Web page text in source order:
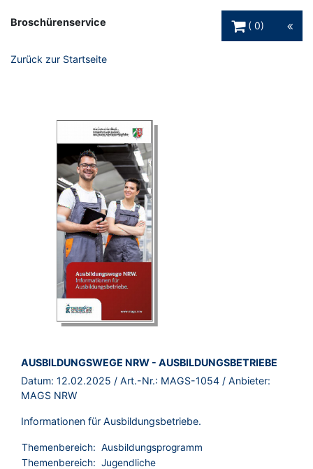
Broschürenservice
0
Zurück zur Startseite
BROSCHÜRE:
AUSBILDUNGSWEGE NRW - AUSBILDUNGSBETRIEBE
Datum: 12.02.2025 / Art.-Nr.: MAGS-1054 / Anbieter:
MAGS NRW
Informationen für Ausbildungsbetriebe.
Themenbereich: Ausbildungsprogramm
Themenbereich: Jugendliche